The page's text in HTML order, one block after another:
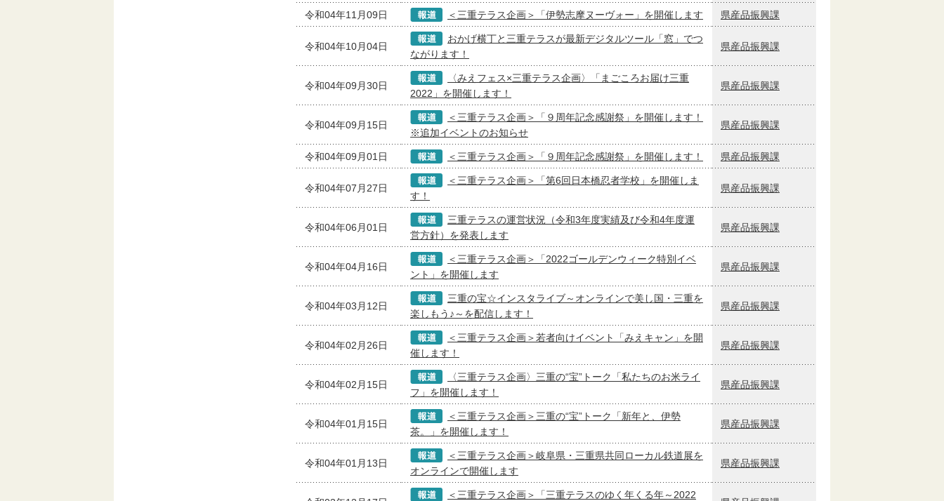
令和04年11月09日 ＜三重テラス企画＞「伊勢志摩ヌーヴォー」を開催します 県産品振興課
令和04年10月04日
おかげ横丁と三重テラスが最新デジタルツール「窓」でつ
ながります！
県産品振興課
令和04年09月30日
〈みえフェス×三重テラス企画〉「まごころお届け三重
2022」を開催します！
県産品振興課
令和04年09月15日
＜三重テラス企画＞「９周年記念感謝祭」を開催します！
※追加イベントのお知らせ
県産品振興課
令和04年09月01日 ＜三重テラス企画＞「９周年記念感謝祭」を開催します！ 県産品振興課
令和04年07月27日
＜三重テラス企画＞「第6回日本橋忍者学校」を開催しま
す！
県産品振興課
令和04年06月01日
三重テラスの運営状況（令和3年度実績及び令和4年度運
営方針）を発表します
県産品振興課
令和04年04月16日
＜三重テラス企画＞「2022ゴールデンウィーク特別イベ
ント」を開催します
県産品振興課
令和04年03月12日
三重の宝☆インスタライブ～オンラインで美し国・三重を
楽しもう♪～を配信します！
県産品振興課
令和04年02月26日
＜三重テラス企画＞若者向けイベント「みえキャン」を開
催します！
県産品振興課
令和04年02月15日
〈三重テラス企画〉三重の“宝”トーク「私たちのお米ライ
フ」を開催します！
県産品振興課
令和04年01月15日
＜三重テラス企画＞三重の“宝”トーク「新年と、伊勢
茶。」を開催します！
県産品振興課
令和04年01月13日
＜三重テラス企画＞岐阜県・三重県共同ローカル鉄道展を
オンラインで開催します
県産品振興課
＜三重テラス企画＞「三重テラスのゆく年くる年～2022